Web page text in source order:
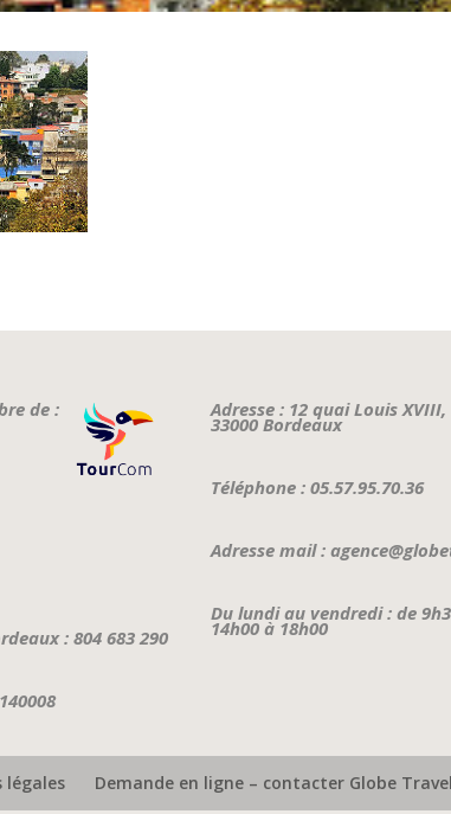
de :
: 804 683 290
Adresse : 12 quai Louis
33000 Bordeaux
Téléphone : 05.57.95.70.36
Adresse mail :
Du lundi au vendredi : de
14h00 à 18h00
légales Demande en ligne – contacter Globe Travel